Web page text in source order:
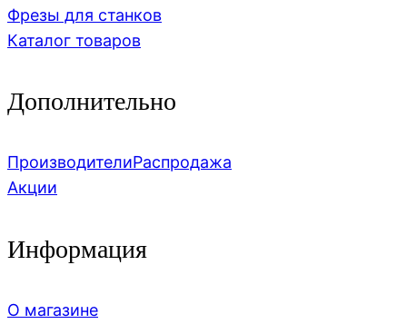
Фрезы для станков
Каталог товаров
Дополнительно
ПроизводителиРаспродажа
Акции
Информация
О магазине